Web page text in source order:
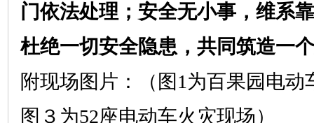
门依法处理；安全无小事，维系
杜绝一切安全隐患，共同筑造一
附现场图片：（图1为百果园电动
图３为52座电动车火灾现场）